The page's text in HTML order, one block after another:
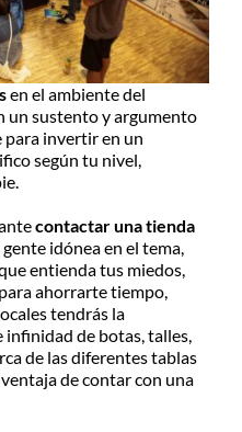
en el ambiente del
un sustento y argumento
para invertir en un
según tu nivel,
contactar unatienda
gente idónea en el tema,
entienda tus miedos,
ahorrarte tiempo,
tendrás la
de botas, talles,
de las diferentes tablas
de contar con una